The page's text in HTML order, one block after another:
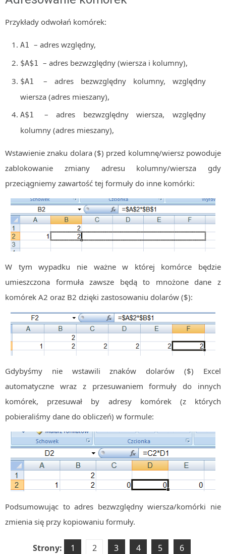
.htaccess
HTML 5
CSS 3
JavaScript
Django
PHP
WordPress
Android
KONTROLA WERSJI
Git
BAZY
MySQL
TESTOWANIE
SIECI
EXCEL
WYDARZENIA
Przykłady odwołań komórek:
A1 – adres względny,
$A$1 – adres bezwzględny (wiersza i kolumny),
$A1 – adres bezwzględny kolumny, względny
wiersza (adres mieszany),
A$1 – adres bezwzględny wiersza, względny
kolumny (adres mieszany),
Wstawienie znaku dolara ($) przed kolumnę/wiersz powoduje
zablokowanie zmiany adresu kolumny/wiersza gdy
przeciągniemy zawartość tej formuły do inne komórki:
W tym wypadku nie ważne w której komórce będzie
umieszczona formuła zawsze będą to mnożone dane z
komórek A2 oraz B2 dzięki zastosowaniu dolarów ($):
Gdybyśmy nie wstawili znaków dolarów ($) Excel
automatyczne wraz z przesuwaniem formuły do innych
komórek, przesuwał by adresy komórek (z których
pobieraliśmy dane do obliczeń) w formule:
Podsumowując to adres bezwzględny wiersza/komórki nie
zmienia się przy kopiowaniu formuły.
Strony: 1 2 3 4 5 6